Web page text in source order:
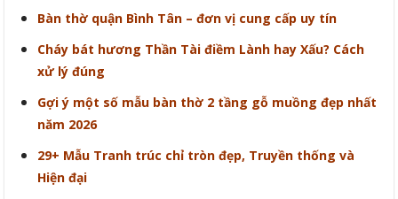
Bàn thờ quận Bình Tân – đơn vị cung cấp uy tín
Cháy bát hương Thần Tài điềm Lành hay Xấu? Cách
xử lý đúng
Gợi ý một số mẫu bàn thờ 2 tầng gỗ muồng đẹp nhất
năm 2026
29+ Mẫu Tranh trúc chỉ tròn đẹp, Truyền thống và
Hiện đại